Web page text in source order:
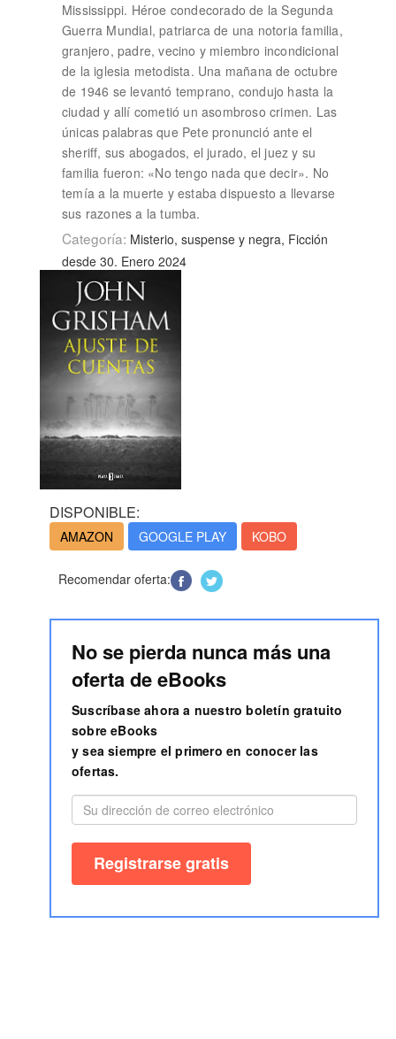
Mississippi. Héroe condecorado de la Segunda
Guerra Mundial, patriarca de una notoria familia,
granjero, padre, vecino y miembro incondicional
de la iglesia metodista. Una mañana de octubre
de 1946 se levantó temprano, condujo hasta la
ciudad y allí cometió un asombroso crimen. Las
únicas palabras que Pete pronunció ante el
sheriff, sus abogados, el jurado, el juez y su
familia fueron: «No tengo nada que decir». No
temía a la muerte y estaba dispuesto a llevarse
sus razones a la tumba.
Categoría: Misterio, suspense y negra, Ficción
desde 30. Enero 2024
DISPONIBLE:
AMAZON GOOGLE PLAY KOBO
Recomendar oferta:
No se pierda nunca más una
oferta de eBooks
Suscríbase ahora a nuestro boletín gratuito
sobre eBooks
y sea siempre el primero en conocer las
ofertas.